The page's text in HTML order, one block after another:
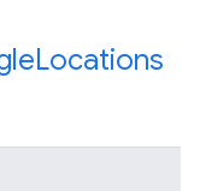
Locations